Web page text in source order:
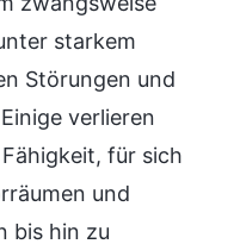
starkem
Störungen und
verlieren
für sich
und
bis hin zu